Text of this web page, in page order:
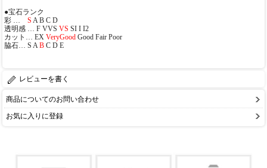
●宝石ランク
彩 … S A B C D
透明感 … F VVS VS SI I I2
カット… EX VeryGood Good Fair Poor
脇石… S AB C D E
レビューを書く
商品についてのお問い合わせ
お気に入りに登録